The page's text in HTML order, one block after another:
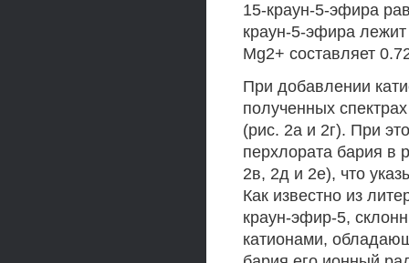
15-краун-5-эфира
краун-5-эфира
Mg2+ составляет
При добавлении
полученных
(рис. 2а и 2г). При
перхлората бария в
2в, 2д и 2е), что
Как известно из
краун-эфир-5,
катионами,